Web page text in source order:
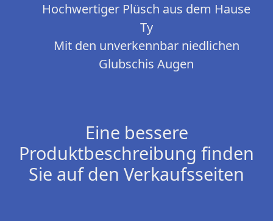
Hochwertiger Plüsch aus dem Hause
Ty
Mit den unverkennbar niedlichen
Glubschis Augen
Eine bessere
Produktbeschreibung finden
Sie auf den Verkaufsseiten